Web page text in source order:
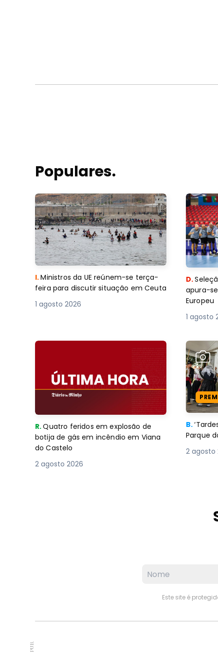
Populares.
I.Ministros da UE reúnem-se terça-
feira para discutir situação em Ceuta
1 agosto 2026
D.
apura-
Europeu
1 agosto
R.Quatro feridos em explosão de
botija de gás em incêndio em Viana
do Castelo
2 agosto 2026
B.
Parque
2 agosto
Este site é
PUB.